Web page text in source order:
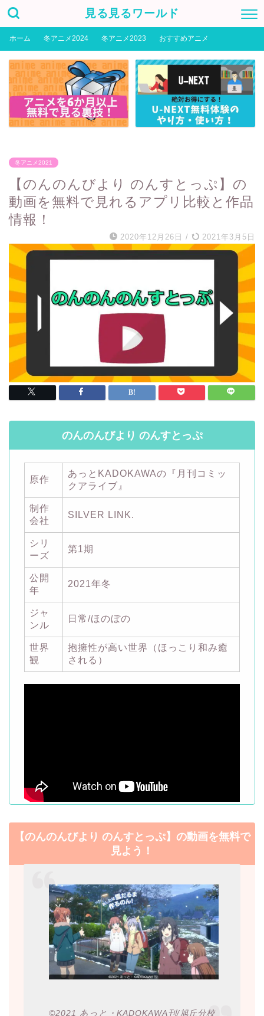
見る見るワールド
ホーム 冬アニメ2024 冬アニメ2023 おすすめアニメ
冬アニメ2021
【のんのんびより のんすとっぷ】の
動画を無料で見れるアプリ比較と作品
情報！
2020年12月26日 / 2021年3月5日
のんのんびより のんすとっぷ
原作
あっとKADOKAWAの『月刊コミッ
クアライブ』
制作
会社
SILVER LINK.
シリ
ーズ
第1期
公開
年
2021年冬
ジャ
ンル
日常/ほのぼの
世界
観
抱擁性が高い世界（ほっこり和み癒
される）
【のんのんびより のんすとっぷ】の動画を無料で
見よう！
©2021 あっと・KADOKAWA刊/旭丘分校